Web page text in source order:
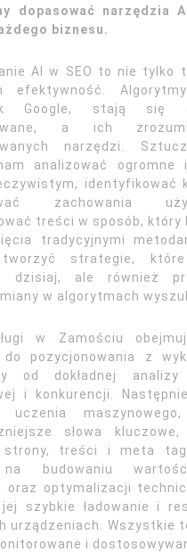
dopasować narzędzia
biznesu.
AI w SEO to nie tylko
efektywność.
Google, stają się
a ich
narzędzi.
analizować ogromne
identyfikować
zachowania
treści w sposób, który
tradycyjnymi
tworzyć strategie,
dzisiaj, ale również
w algorytmach
w Zamościu
do pozycjonowania z
od dokładnej
i konkurencji.
uczenia
słowa kluczowe,
strony, treści i meta
budowaniu
oraz optymalizacji
szybkie ładowanie i
urządzeniach. Wszystkie
i